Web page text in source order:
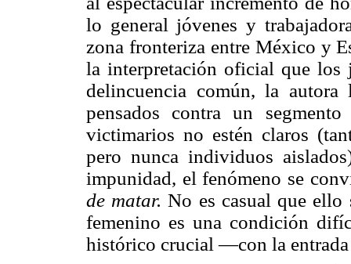
lo general jóvenes y
zona fronteriza entre México y
la interpretación oficial que
delincuencia común, la autora
pensados contra un
victimarios no estén claros
pero nunca individuos
impunidad, el fenómeno se
de matar. No es casual que
femenino es una condición
histórico crucial —con la